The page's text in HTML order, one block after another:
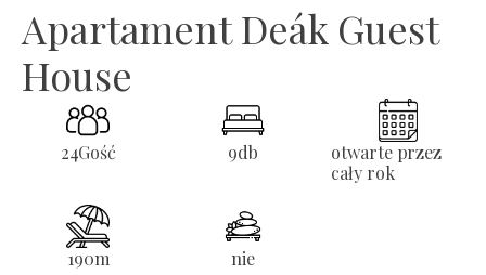
Apartament Deák Guest
House
24Gość 9db
otwarte przez
cały rok
190m
nie